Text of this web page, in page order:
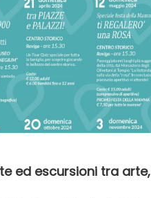
ed escursioni tra